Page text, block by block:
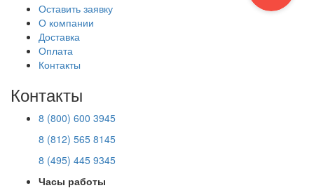
Оставить заявку
О компании
Доставка
Оплата
Контакты
Контакты
8 (800) 600 3945
8 (812) 565 8145
8 (495) 445 9345
Часы работы